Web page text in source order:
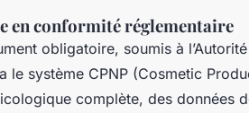
en conformité réglementaire
obligatoire, soumis à
le système CPNP (Cosmetic
complète, des données